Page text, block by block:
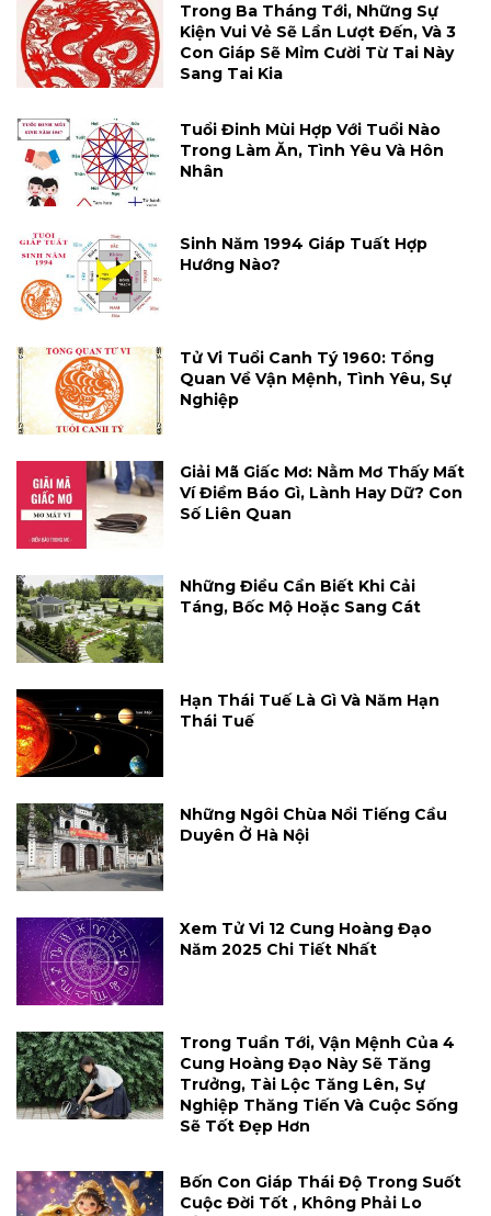
Trong Ba Tháng Tới, Những Sự
Kiện Vui Vẻ Sẽ Lần Lượt Đến, Và 3
Con Giáp Sẽ Mỉm Cười Từ Tai Này
Sang Tai Kia
Tuổi Đinh Mùi Hợp Với Tuổi Nào
Trong Làm Ăn, Tình Yêu Và Hôn
Nhân
Sinh Năm 1994 Giáp Tuất Hợp
Hướng Nào?
Tử Vi Tuổi Canh Tý 1960: Tổng
Quan Về Vận Mệnh, Tình Yêu, Sự
Nghiệp
Giải Mã Giấc Mơ: Nằm Mơ Thấy Mất
Ví Điềm Báo Gì, Lành Hay Dữ? Con
Số Liên Quan
Những Điều Cần Biết Khi Cải
Táng, Bốc Mộ Hoặc Sang Cát
Hạn Thái Tuế Là Gì Và Năm Hạn
Thái Tuế
Những Ngôi Chùa Nổi Tiếng Cầu
Duyên Ở Hà Nội
Xem Tử Vi 12 Cung Hoàng Đạo
Năm 2025 Chi Tiết Nhất
Trong Tuần Tới, Vận Mệnh Của 4
Cung Hoàng Đạo Này Sẽ Tăng
Trưởng, Tài Lộc Tăng Lên, Sự
Nghiệp Thăng Tiến Và Cuộc Sống
Sẽ Tốt Đẹp Hơn
Bốn Con Giáp Thái Độ Trong Suốt
Cuộc Đời Tốt , Không Phải Lo